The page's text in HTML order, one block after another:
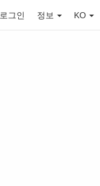
로그인 정보 KO